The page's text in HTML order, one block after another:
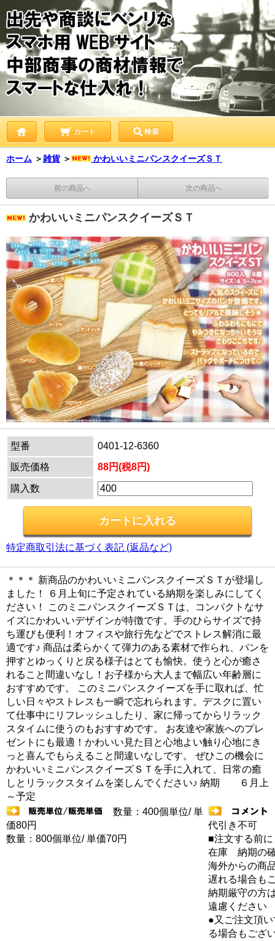
カート 検索
ホーム ＞雑貨 ＞ かわいいミニパンスクイーズＳＴ
前の商品へ 次の商品へ
かわいいミニパンスクイーズＳＴ
型番
0401-12-6360
販売価格
88円(税8円)
購入数
特定商取引法に基づく表記 (返品など)
＊＊＊ 新商品のかわいいミニパンスクイーズＳＴが登場し
ました！ ６月上旬に予定されている納期を楽しみにしてく
ださい！ このミニパンスクイーズＳＴは、コンパクトなサ
イズにかわいいデザインが特徴です。手のひらサイズで持
ち運びも便利！オフィスや旅行先などでストレス解消に最
適です♪ 商品は柔らかくて弾力のある素材で作られ、パンを
押すとゆっくりと戻る様子はとても愉快。使うと心が癒さ
れること間違いなし！お子様から大人まで幅広い年齢層に
おすすめです。 このミニパンスクイーズを手に取れば、忙
しい日々やストレスも一瞬で忘れられます。デスクに置い
て仕事中にリフレッシュしたり、家に帰ってからリラック
スタイムに使うのもおすすめです。 お友達や家族へのプレ
ゼントにも最適！かわいい見た目と心地よい触り心地にき
っと喜んでもらえること間違いなしです。 ぜひこの機会に
かわいいミニパンスクイーズＳＴを手に入れて、日常の癒
しとリラックスタイムを楽しんでください♪ 納期 ６月上
～予定
数量：400個単位/ 単
価80円
数量：800個単位/ 単価70円
代引き不可
■注文する前に
在庫 納期の
海外からの商
遅れる場合も
納期厳守の方
遠慮ください
●又ご注文頂
る場合もござ